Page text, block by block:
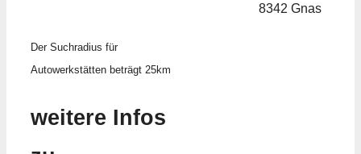
8342 Gnas
Der Suchradius für
Autowerkstätten beträgt 25km
weitere Infos